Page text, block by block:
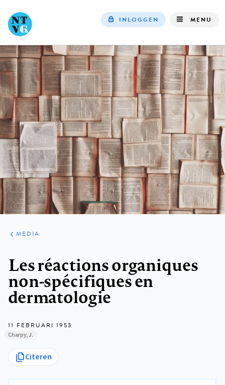
navigation
INLOGGEN MENU
ARTIKELEN
VARIA
MEDIA
Les réactions organiques
non-spécifiques en
dermatologie
11 FEBRUARI 1953
Charpy, J.
Citeren